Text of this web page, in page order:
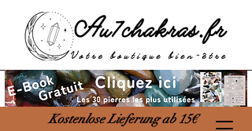
Kostenlose Lieferung ab 15€